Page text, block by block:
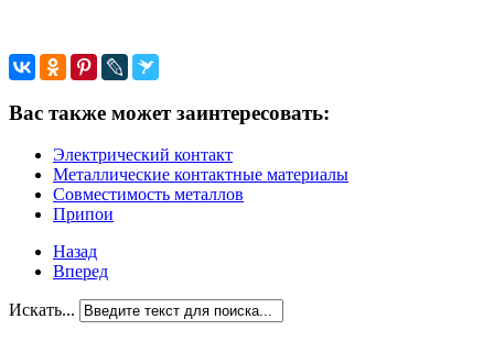
Вас также может заинтересовать:
Электрический контакт
Металлические контактные материалы
Совместимость металлов
Припои
Назад
Вперед
Искать...